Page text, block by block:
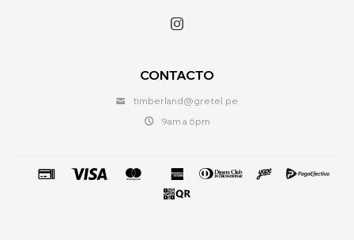
CONTACTO
timberland@gretel.pe
9am a 6pm
